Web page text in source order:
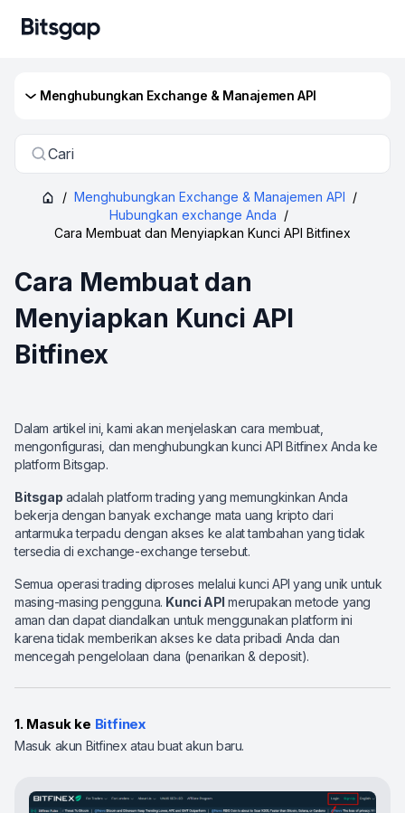
Menghubungkan Exchange & Manajemen API
Cari
/ Menghubungkan Exchange & Manajemen API /
Hubungkan exchange Anda /
Cara Membuat dan Menyiapkan Kunci API Bitfinex
Cara Membuat dan
Menyiapkan Kunci API
Bitfinex
Dalam artikel ini, kami akan menjelaskan cara membuat,
mengonfigurasi, dan menghubungkan kunci API Bitfinex Anda ke
platform Bitsgap.
Bitsgap adalah platform trading yang memungkinkan Anda
bekerja dengan banyak exchange mata uang kripto dari
antarmuka terpadu dengan akses ke alat tambahan yang tidak
tersedia di exchange-exchange tersebut.
Semua operasi trading diproses melalui kunci API yang unik untuk
masing-masing pengguna. Kunci API merupakan metode yang
aman dan dapat diandalkan untuk menggunakan platform ini
karena tidak memberikan akses ke data pribadi Anda dan
mencegah pengelolaan dana (penarikan & deposit).
1. Masuk ke Bitfinex
Masuk akun Bitfinex atau buat akun baru.